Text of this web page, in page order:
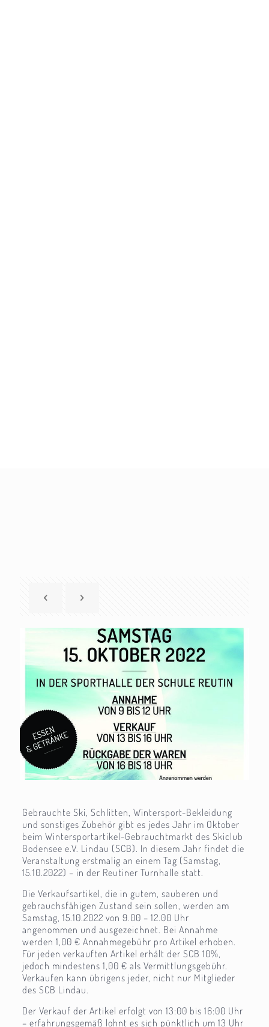
Gebrauchte Ski, Schlitten, Wintersport-Bekleidung
und sonstiges Zubehör gibt es jedes Jahr im Oktober
beim Wintersportartikel-Gebrauchtmarkt des Skiclub
Bodensee e.V. Lindau (SCB). In diesem Jahr findet die
Veranstaltung erstmalig an einem Tag (Samstag,
15.10.2022) – in der Reutiner Turnhalle statt.
Die Verkaufsartikel, die in gutem, sauberen und
gebrauchsfähigen Zustand sein sollen, werden am
Samstag, 15.10.2022 von 9.00 – 12.00 Uhr
angenommen und ausgezeichnet. Bei Annahme
werden 1,00 € Annahmegebühr pro Artikel erhoben.
Für jeden verkauften Artikel erhält der SCB 10%,
jedoch mindestens 1,00 € als Vermittlungsgebühr.
Verkaufen kann übrigens jeder, nicht nur Mitglieder
des SCB Lindau.
Der Verkauf der Artikel erfolgt von 13:00 bis 16:00 Uhr
– erfahrungsgemäß lohnt es sich pünktlich um 13 Uhr